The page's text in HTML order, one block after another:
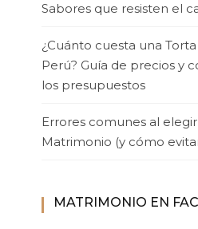
Sabores que resisten el
¿Cuánto cuesta una
Perú? Guía de precios y
los presupuestos
Errores comunes al
Matrimonio (y cómo
MATRIMONIO EN